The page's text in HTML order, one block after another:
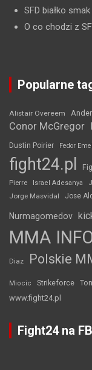
SFD białko smak
O co chodzi z
Popularne
Alistair Overeem
Conor McGregor
Dustin Poirier Fedor
fight24.pl
Pierre
Israel Adesanya
Jorge Masvidal Jose
Nurmagomedov
MMA
Diaz Polskie
Miocic Strikeforce
www.fight24.pl
Fight24 na FB